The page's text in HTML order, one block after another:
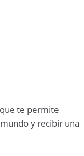
que te permite
y recibir una